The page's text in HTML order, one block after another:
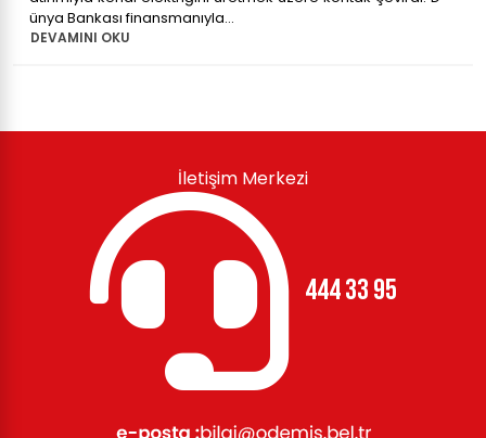
ünya Bankası finansmanıyla...
DEVAMINI OKU
İletişim Merkezi
444 33 95